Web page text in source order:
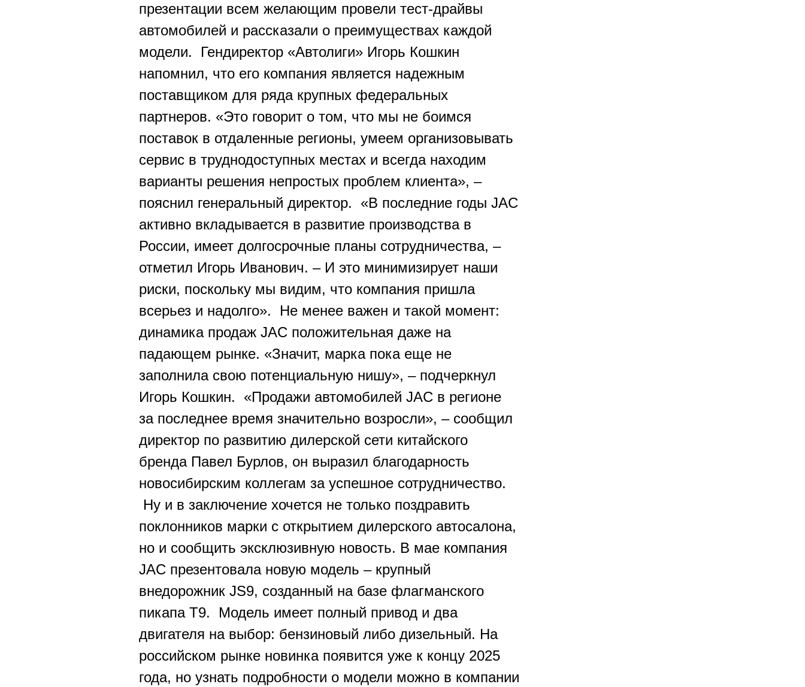
презентации всем желающим провели тест-драйвы
автомобилей и рассказали о преимуществах каждой
модели. Гендиректор «Автолиги» Игорь Кошкин
напомнил, что его компания является надежным
поставщиком для ряда крупных федеральных
партнеров. «Это говорит о том, что мы не боимся
поставок в отдаленные регионы, умеем организовывать
сервис в труднодоступных местах и всегда находим
варианты решения непростых проблем клиента», –
пояснил генеральный директор. «В последние годы JAC
активно вкладывается в развитие производства в
России, имеет долгосрочные планы сотрудничества, –
отметил Игорь Иванович. – И это минимизирует наши
риски, поскольку мы видим, что компания пришла
всерьез и надолго». Не менее важен и такой момент:
динамика продаж JAC положительная даже на
падающем рынке. «Значит, марка пока еще не
заполнила свою потенциальную нишу», – подчеркнул
Игорь Кошкин. «Продажи автомобилей JAC в регионе
за последнее время значительно возросли», – сообщил
директор по развитию дилерской сети китайского
бренда Павел Бурлов, он выразил благодарность
новосибирским коллегам за успешное сотрудничество.
Ну и в заключение хочется не только поздравить
поклонников марки с открытием дилерского автосалона,
но и сообщить эксклюзивную новость. В мае компания
JAC презентовала новую модель – крупный
внедорожник JS9, созданный на базе флагманского
пикапа T9. Модель имеет полный привод и два
двигателя на выбор: бензиновый либо дизельный. На
российском рынке новинка появится уже к концу 2025
года, но узнать подробности о модели можно в компании